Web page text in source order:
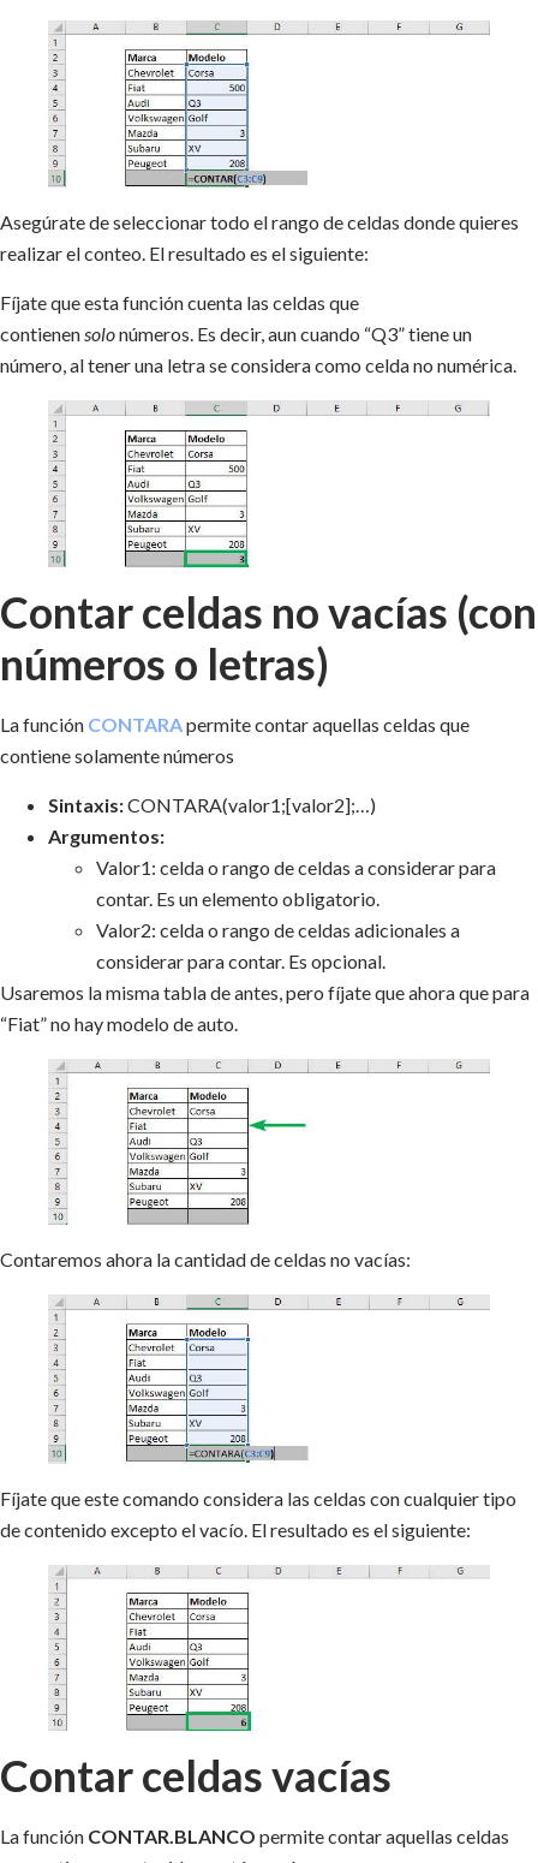
Asegúrate de seleccionar todo el rango de celdas donde quieres
realizar el conteo. El resultado es el siguiente:
Fíjate que esta función cuenta las celdas que
contienen solonúmeros. Es decir, aun cuando “Q3” tiene un
número, al tener una letra se considera como celda no numérica.
Contar celdas no vacías (con
números o letras)
La función CONTARApermite contar aquellas celdas que
contiene solamente números
Sintaxis:CONTARA(valor1;[valor2];…)
Argumentos:
Valor1: celda o rango de celdas a considerar para
contar. Es un elemento obligatorio.
Valor2: celda o rango de celdas adicionales a
considerar para contar. Es opcional.
Usaremos la misma tabla de antes, pero fíjate que ahora que para
“Fiat” no hay modelo de auto.
Contaremos ahora la cantidad de celdas no vacías:
Fíjate que este comando considera las celdas con cualquier tipo
de contenido excepto el vacío. El resultado es el siguiente:
Contar celdas vacías
La función CONTAR.BLANCO permite contar aquellas celdas